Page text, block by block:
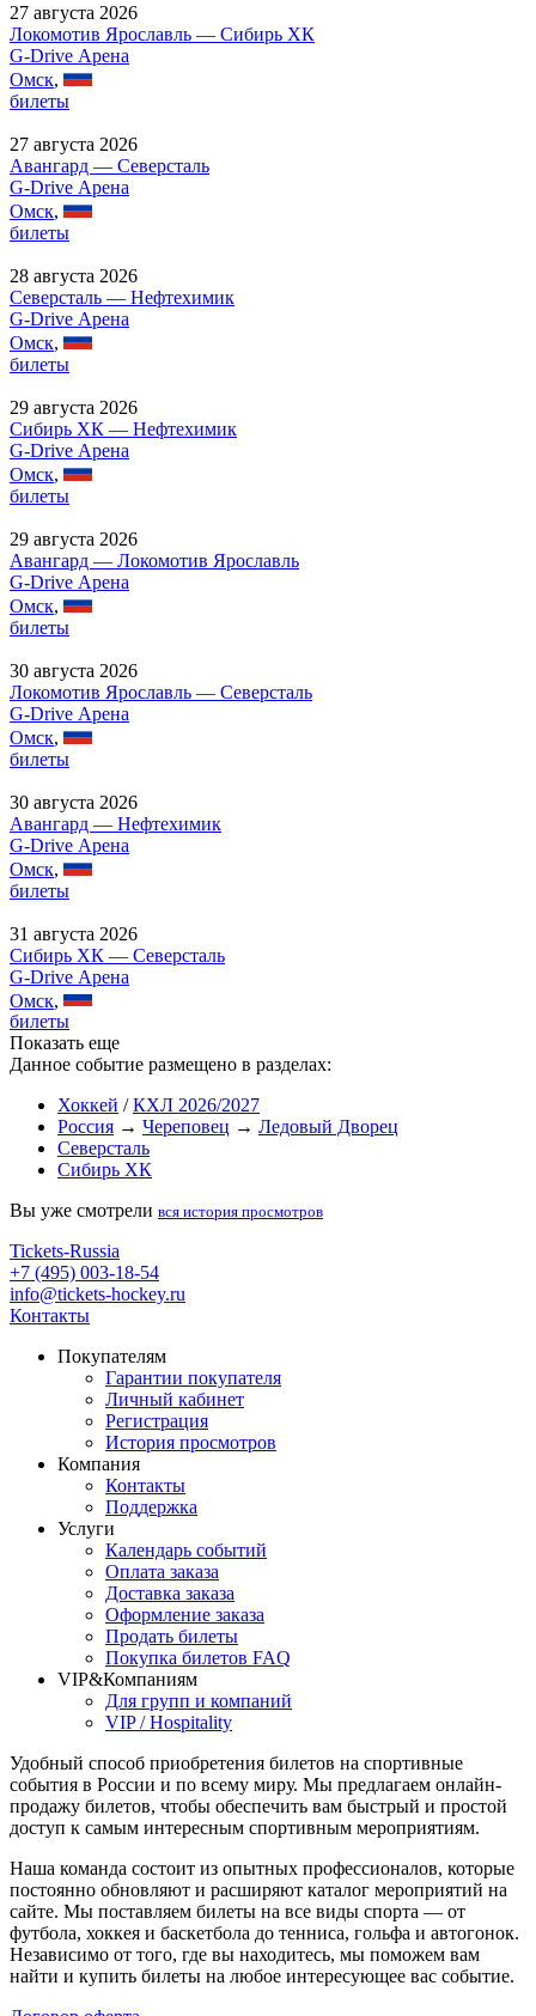
27 августа 2026
Локомотив Ярославль — Сибирь ХК
G-Drive Арена
Омск,
билеты
27 августа 2026
Авангард — Северсталь
G-Drive Арена
Омск,
билеты
28 августа 2026
Северсталь — Нефтехимик
G-Drive Арена
Омск,
билеты
29 августа 2026
Сибирь ХК — Нефтехимик
G-Drive Арена
Омск,
билеты
29 августа 2026
Авангард — Локомотив Ярославль
G-Drive Арена
Омск,
билеты
30 августа 2026
Локомотив Ярославль — Северсталь
G-Drive Арена
Омск,
билеты
30 августа 2026
Авангард — Нефтехимик
G-Drive Арена
Омск,
билеты
31 августа 2026
Сибирь ХК — Северсталь
G-Drive Арена
Омск,
билеты
Показать еще
Данное событие размещено в разделах:
Хоккей /КХЛ 2026/2027
Россия → Череповец → Ледовый Дворец
Северсталь
Сибирь ХК
Вы уже смотрели вся история просмотров
Tickets-Russia
+7 (495) 003-18-54
info@tickets-hockey.ru
Контакты
Покупателям
Гарантии покупателя
Личный кабинет
Регистрация
История просмотров
Компания
Контакты
Поддержка
Услуги
Календарь событий
Оплата заказа
Доставка заказа
Оформление заказа
Продать билеты
Покупка билетов FAQ
VIP&Компаниям
Для групп и компаний
VIP / Hospitality
Удобный способ приобретения билетов на спортивные
события в России и по всему миру. Мы предлагаем онлайн-
продажу билетов, чтобы обеспечить вам быстрый и простой
доступ к самым интересным спортивным мероприятиям.
Наша команда состоит из опытных профессионалов, которые
постоянно обновляют и расширяют каталог мероприятий на
сайте. Мы поставляем билеты на все виды спорта — от
футбола, хоккея и баскетбола до тенниса, гольфа и автогонок.
Независимо от того, где вы находитесь, мы поможем вам
найти и купить билеты на любое интересующее вас событие.